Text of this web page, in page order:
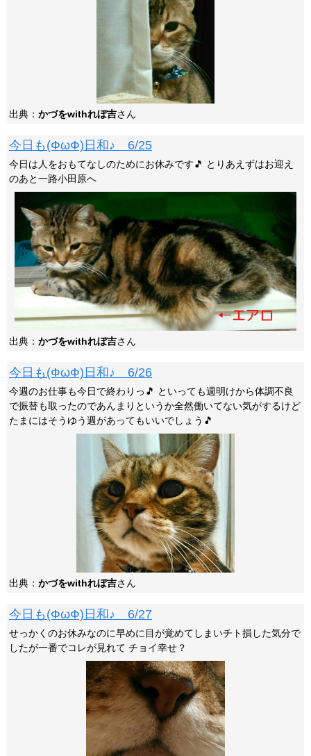
出典： かづをwithれぼ吉さん
今日も(ФωФ)日和♪ 6/25
今日は人をおもてなしのためにお休みです🎵 とりあえずはお迎え
のあと一路小田原へ
出典： かづをwithれぼ吉さん
今日も(ФωФ)日和♪ 6/26
今週のお仕事も今日で終わりっ🎵 といっても週明けから体調不良
で振替も取ったのであんまりというか全然働いてない気がするけど
たまにはそうゆう週があってもいいでしょう🎵
出典： かづをwithれぼ吉さん
今日も(ФωФ)日和♪ 6/27
せっかくのお休みなのに早めに目が覚めてしまいチト損した気分で
したが一番でコレが見れて チョイ幸せ？